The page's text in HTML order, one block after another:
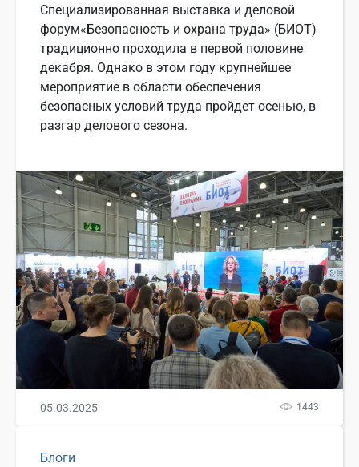
Специализированная выставка и деловой
форум«Безопасность и охрана труда» (БИОТ)
традиционно проходила в первой половине
декабря. Однако в этом году крупнейшее
мероприятие в области обеспечения
безопасных условий труда пройдет осенью, в
разгар делового сезона.
05.03.2025 1443
Блоги